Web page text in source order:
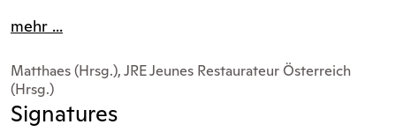
mehr ...
Matthaes (Hrsg.), JRE Jeunes Restaurateur Österreich
(Hrsg.)
Signatures